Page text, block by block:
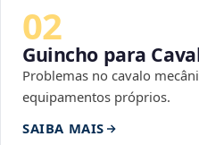
02
Guincho para
Problemas no cavalo
equipamentos próprios.
SAIBA MAIS